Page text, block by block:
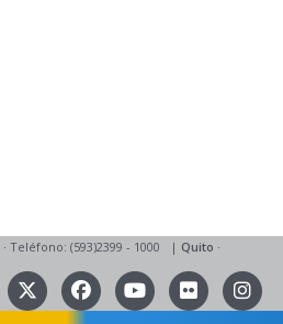
· Teléfono: (593)2399 - 1000 | Quito ·